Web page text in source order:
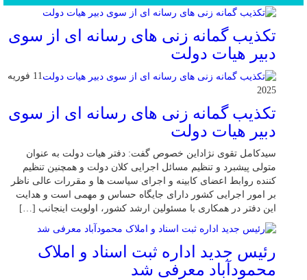
تکذیب گمانه زنی های رسانه ای از سوی
دبیر هیات دولت
11 فوریه
2025
تکذیب گمانه زنی های رسانه ای از سوی
دبیر هیات دولت
سیدکامل تقوی نژاداین خصوص گفت: دفتر هیات دولت به عنوان
متولی پیشبرد و تنظیم مسائل اجرایی کلان دولت و همچنین تنظیم
کننده روابط اعضای کابینه و اجرای سیاست ها و مقررات عالی ناظر
بر امور اجرایی کشور دارای جایگاه حساس و مهمی است و هدایت
این دفتر در همکاری با مسئولین ارشد کشور، اولویت اینجانب […]
رئیس جدید اداره ثبت اسناد و املاک
محمودآباد معرفی شد